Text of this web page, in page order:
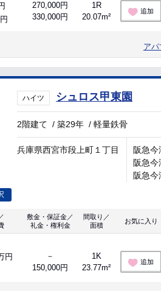
270,000円
330,000円
1R
20.07m²
追加
ア
ハイツ シュロス甲東園
2階建て /築29年 /軽量鉄骨
兵庫県西宮市段上町１丁目
阪急
阪急
阪急
敷金・保証金／
礼金・権利金
間取り／
面積
お気に入り
円
－
150,000円
1K
23.77m²
追加